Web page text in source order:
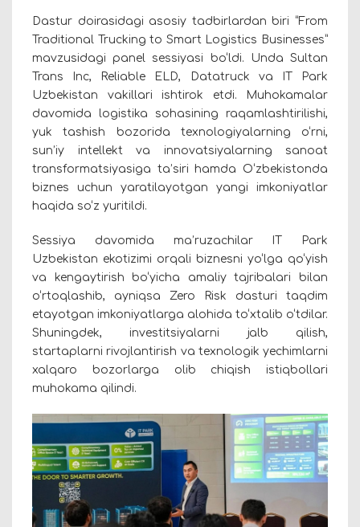
Dastur doirasidagi asosiy tadbirlardan biri “From
Traditional Trucking to Smart Logistics Businesses”
mavzusidagi panel sessiyasi bo‘ldi. Unda Sultan
Trans Inc, Reliable ELD, Datatruck va IT Park
Uzbekistan vakillari ishtirok etdi. Muhokamalar
davomida logistika sohasining raqamlashtirilishi,
yuk tashish bozorida texnologiyalarning o‘rni,
sun’iy intellekt va innovatsiyalarning sanoat
transformatsiyasiga ta’siri hamda O‘zbekistonda
biznes uchun yaratilayotgan yangi imkoniyatlar
haqida so‘z yuritildi.
Sessiya davomida ma’ruzachilar IT Park
Uzbekistan ekotizimi orqali biznesni yo‘lga qo‘yish
va kengaytirish bo‘yicha amaliy tajribalari bilan
o‘rtoqlashib, ayniqsa Zero Risk dasturi taqdim
etayotgan imkoniyatlarga alohida to‘xtalib o‘tdilar.
Shuningdek, investitsiyalarni jalb qilish,
startaplarni rivojlantirish va texnologik yechimlarni
xalqaro bozorlarga olib chiqish istiqbollari
muhokama qilindi.